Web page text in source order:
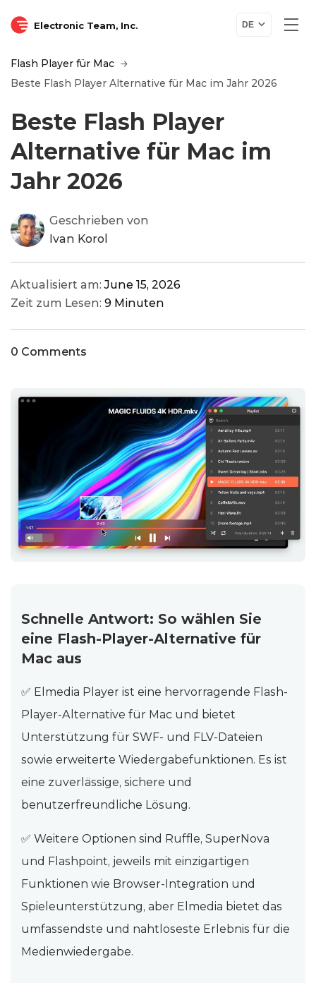
Electronic Team, Inc. DE
Flash Player für Mac
Beste Flash Player Alternative für Mac im Jahr 2026
Beste Flash Player
Alternative für Mac im
Jahr 2026
Geschrieben von
Ivan Korol
Aktualisiert am:June 15, 2026
Zeit zum Lesen: 9 Minuten
0 Comments
Schnelle Antwort: So wählen Sie
eine Flash-Player-Alternative für
Mac aus
✅ Elmedia Player ist eine hervorragende Flash-
Player-Alternative für Mac und bietet
Unterstützung für SWF- und FLV-Dateien
sowie erweiterte Wiedergabefunktionen. Es ist
eine zuverlässige, sichere und
benutzerfreundliche Lösung.
✅ Weitere Optionen sind Ruffle, SuperNova
und Flashpoint, jeweils mit einzigartigen
Funktionen wie Browser-Integration und
Spieleunterstützung, aber Elmedia bietet das
umfassendste und nahtloseste Erlebnis für die
Medienwiedergabe.